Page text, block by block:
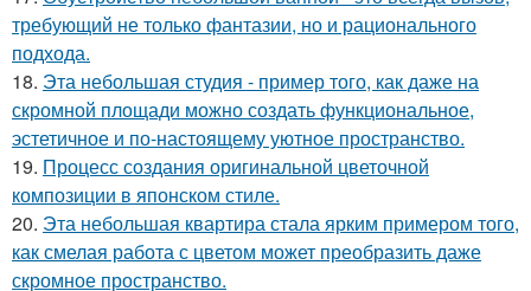
требующий не только фантазии, но и рационального
подхода.
18. Эта небольшая студия - пример того, как даже на
скромной площади можно создать функциональное,
эстетичное и по-настоящему уютное пространство.
19. Процесс создания оригинальной цветочной
композиции в японском стиле.
20. Эта небольшая квартира стала ярким примером того,
как смелая работа с цветом может преобразить даже
скромное пространство.